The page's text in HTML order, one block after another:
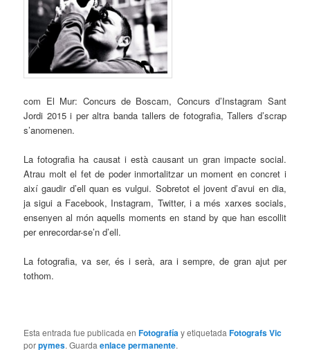
com El Mur: Concurs de Boscam, Concurs d’Instagram Sant
Jordi 2015 i per altra banda tallers de fotografia, Tallers d’scrap
s’anomenen.
La fotografia ha causat i està causant un gran impacte social.
Atrau molt el fet de poder inmortalitzar un moment en concret i
així gaudir d’ell quan es vulgui. Sobretot el jovent d’avui en dia,
ja sigui a Facebook, Instagram, Twitter, i a més xarxes socials,
ensenyen al món aquells moments en stand by que han escollit
per enrecordar-se’n d’ell.
La fotografia, va ser, és i serà, ara i sempre, de gran ajut per
tothom.
Esta entrada fue publicada enFotografíay etiquetadaFotografs Vic
porpymes. Guardaenlace permanente.